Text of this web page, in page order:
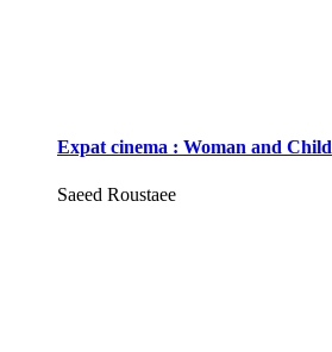
Expat cinema : Woman and Child
Saeed Roustaee